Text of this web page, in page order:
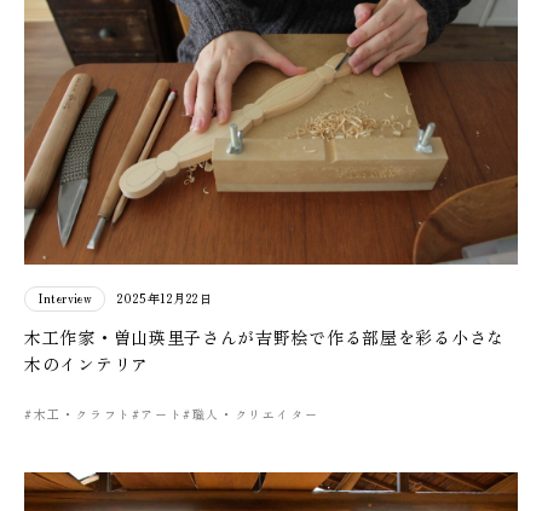
Interview 2025年12月22日
木工作家・曽山瑛里子さんが吉野桧で作る部屋を彩る小さな
木のインテリア
#木工・クラフト #アート#職人・クリエイター